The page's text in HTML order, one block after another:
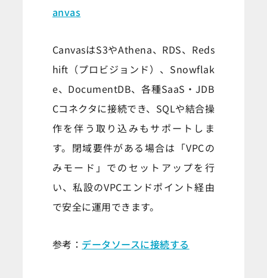
anvas
CanvasはS3やAthena、RDS、Reds
hift（プロビジョンド）、Snowflak
e、DocumentDB、各種SaaS・JDB
Cコネクタに接続でき、SQLや結合操
作を伴う取り込みもサポートしま
す。閉域要件がある場合は「VPCの
みモード」でのセットアップを行
い、私設のVPCエンドポイント経由
で安全に運用できます。
参考： データソースに接続する